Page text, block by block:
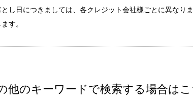
し日につきましては、各クレジット会社様ごとに異なり
す。
他のキーワードで検索する場合は